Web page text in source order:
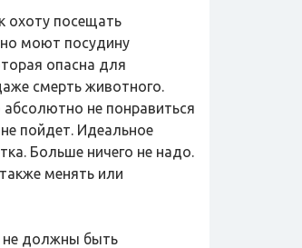
охоту посещать
моют посудину
опасна для
смерть животного.
не понравиться
пойдет. Идеальное
Больше ничего не надо.
менять или
не должны быть